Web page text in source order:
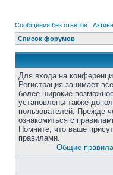
Сообщения без ответов |
Список форумов
Для входа на
Регистрация занимает
более широкие
установлены также
пользователей. Прежде
ознакомиться с
Помните, что ваше
правилами.
Общие правила